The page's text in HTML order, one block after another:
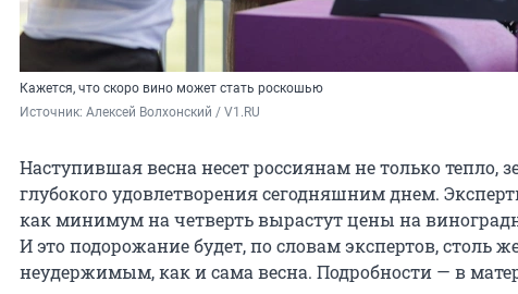
Кажется, что скоро вино может стать роскошью
Источник: Алексей Волхонский / V1.RU
Наступившая весна несет россиянам не только тепло,
глубокого удовлетворения сегодняшним днем.
как минимум на четверть вырастут цены на
И это подорожание будет, по словам экспертов, столь
неудержимым, как и сама весна. Подробности — в